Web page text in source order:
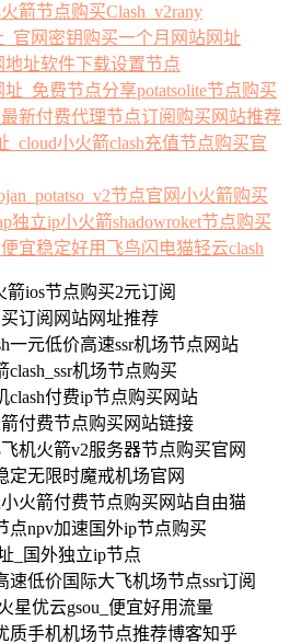
箭节点购买Clash_v2rany
官网密钥购买一个月网站网址
地址软件下载设置节点
_免费节点分享potatsolite节点购买
新付费代理节点订阅购买网站推荐
小火箭clash充值节点购买官
节点官网小火箭购买
独立ip小火箭shadowroket节点购买
宜稳定好用飞鸟闪电猫轻云clash
箭ios节点购买2元订阅
订阅网站网址推荐
一元低价高速ssr机场节点网站
机场节点购买
付费ip节点购买网站
付费节点购买网站链接
机火箭v2服务器节点购买官网
定无限时魔戒机场官网
火箭付费节点购买网站自由猫
点npv加速国外ip节点购买
_国外独立ip节点
速低价国际大飞机场节点ssr订阅
星优云gsou_便宜好用流量
质手机机场节点推荐博客知乎